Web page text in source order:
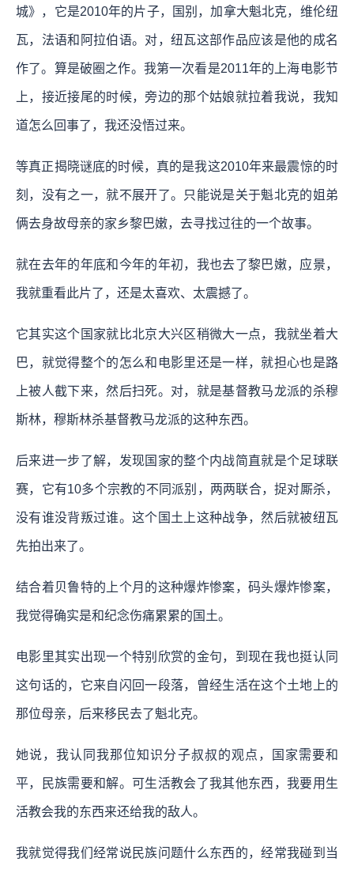
城》，它是2010年的片子，国别，加拿大魁北克，维伦纽
瓦，法语和阿拉伯语。对，纽瓦这部作品应该是他的成名
作了。算是破圈之作。我第一次看是2011年的上海电影节
上，接近接尾的时候，旁边的那个姑娘就拉着我说，我知
道怎么回事了，我还没悟过来。
等真正揭晓谜底的时候，真的是我这2010年来最震惊的时
刻，没有之一，就不展开了。只能说是关于魁北克的姐弟
俩去身故母亲的家乡黎巴嫩，去寻找过往的一个故事。
就在去年的年底和今年的年初，我也去了黎巴嫩，应景，
我就重看此片了，还是太喜欢、太震撼了。
它其实这个国家就比北京大兴区稍微大一点，我就坐着大
巴，就觉得整个的怎么和电影里还是一样，就担心也是路
上被人截下来，然后扫死。对，就是基督教马龙派的杀穆
斯林，穆斯林杀基督教马龙派的这种东西。
后来进一步了解，发现国家的整个内战简直就是个足球联
赛，它有10多个宗教的不同派别，两两联合，捉对厮杀，
没有谁没背叛过谁。这个国土上这种战争，然后就被纽瓦
先拍出来了。
结合着贝鲁特的上个月的这种爆炸惨案，码头爆炸惨案，
我觉得确实是和纪念伤痛累累的国土。
电影里其实出现一个特别欣赏的金句，到现在我也挺认同
这句话的，它来自闪回一段落，曾经生活在这个土地上的
那位母亲，后来移民去了魁北克。
她说，我认同我那位知识分子叔叔的观点，国家需要和
平，民族需要和解。可生活教会了我其他东西，我要用生
活教会我的东西来还给我的敌人。
我就觉得我们经常说民族问题什么东西的，经常我碰到当